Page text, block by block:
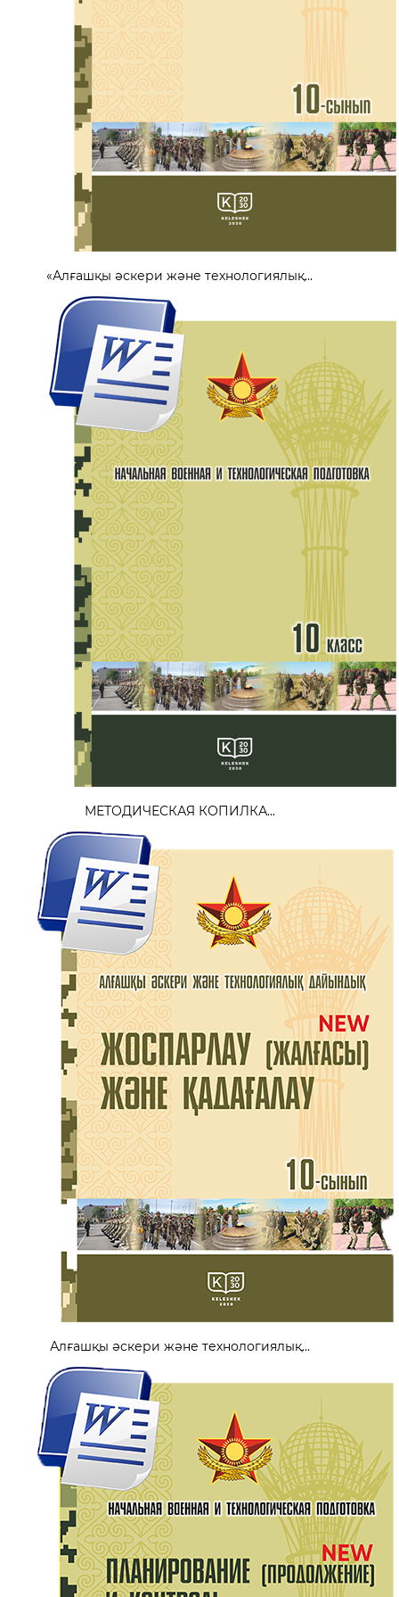
«Алғашқы әскери және технологиялық...
МЕТОДИЧЕСКАЯ КОПИЛКА...
Алғашқы әскери және технологиялық...